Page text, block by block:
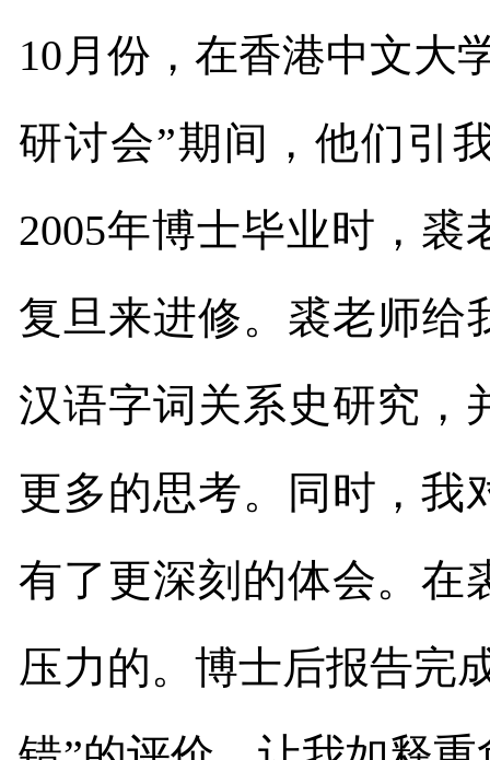
10月份，在香港中文大
研讨会”期间，他们引
2005年博士毕业时，裘
复旦来进修。裘老师
汉语字词关系史研究，
更多的思考。同时，我
有了更深刻的体会。在
压力的。博士后报告完